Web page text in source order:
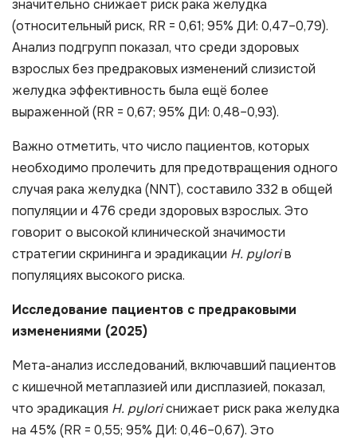
значительно снижает риск рака желудка
(относительный риск, RR = 0,61; 95% ДИ: 0,47–0,79).
Анализ подгрупп показал, что среди здоровых
взрослых без предраковых изменений слизистой
желудка эффективность была ещё более
выраженной (RR = 0,67; 95% ДИ: 0,48–0,93).
Важно отметить, что число пациентов, которых
необходимо пролечить для предотвращения одного
случая рака желудка (NNT), составило 332 в общей
популяции и 476 среди здоровых взрослых. Это
говорит о высокой клинической значимости
стратегии скрининга и эрадикации H. pyloriв
популяциях высокого риска.
Исследование пациентов с предраковыми
изменениями (2025)
Мета-анализ исследований, включавший пациентов
с кишечной метаплазией или дисплазией, показал,
что эрадикация H. pyloriснижает риск рака желудка
на 45% (RR = 0,55; 95% ДИ: 0,46–0,67). Это